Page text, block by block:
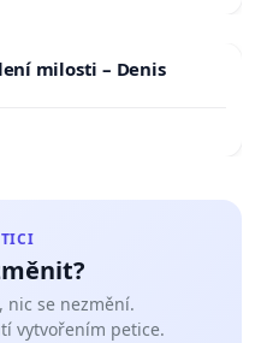
milosti – Denis
nic se nezmění.
vytvořením petice.